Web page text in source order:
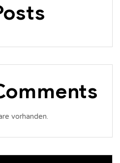
vorhanden.